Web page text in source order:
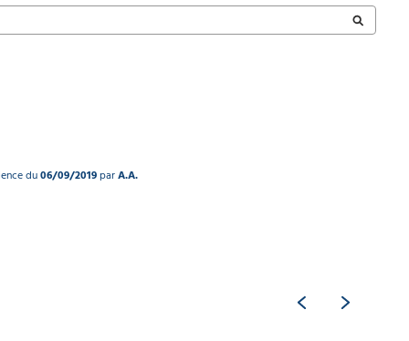
du06/09/2019parA.A.